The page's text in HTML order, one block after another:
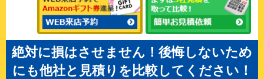
絶対に損はさせません！後悔しないため
にも他社と見積りを比較してください！